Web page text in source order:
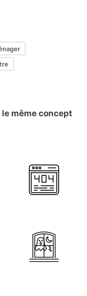
même concept